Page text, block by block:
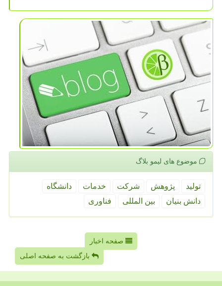
موضوع های لیمو بلاگ
تولید پژوهش شركت خدمات
دانشگاه
دانش بنیان
بین المللی فناوری
صفحه اخبار
بازگشت به صفحه اصلی